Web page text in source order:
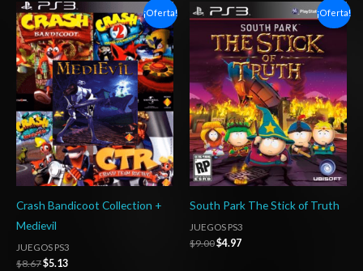
¡Oferta!
Crash Bandicoot Collection +
Medievil
JUEGOS PS3
$8.67
El
precio
original
era:
$8.67.
$5.13
El
precio
actual
es:
$5.13.
¡Oferta!
South Park The Stick of Truth
JUEGOS PS3
$9.00
El
precio
original
era:
$9.00.
$4.97
El
precio
actual
es:
$4.97.